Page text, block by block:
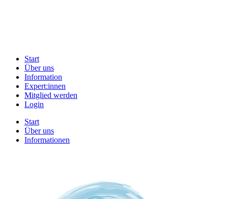
Start
Über uns
Information
Expert:innen
Mitglied werden
Login
Start
Über uns
Informationen